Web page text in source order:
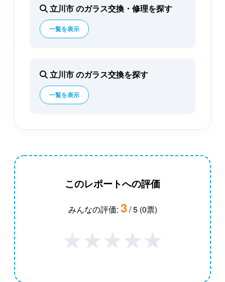
立川市 のガラス交換・修理を探す
一覧を表示
立川市 のガラス交換を探す
一覧を表示
このレポートへの評価
みんなの評価: 3/ 5 (0票)
★★★★★